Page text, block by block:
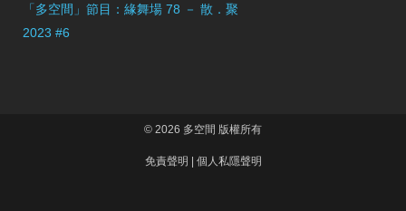
「多空間」節目：緣舞場 78 － 散．聚
2023 #6
© 2026 多空間 版權所有
免責聲明 | 個人私隱聲明